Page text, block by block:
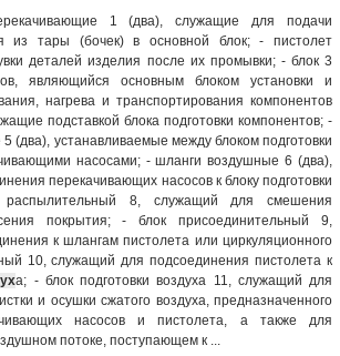
1 (два), служащие для подачи
из тары (бочек) в основной блок; - пистолет
деталей изделия после их промывки; - блок 3
являющийся основным блоком установки и
нагрева и транспортирования компонентов
подставкой блока подготовки компонентов; -
5 (два), устанавливаемые между блоком подготовки
насосами; - шланги воздушные 6 (два),
перекачивающих насосов к блоку подготовки
распылительный 8, служащий для смешения
покрытия; - блок присоединительный 9,
к шлангам пистолета или циркуляционного
10, служащий для подсоединения пистолета к
а; - блок подготовки воздуха 11, служащий для
и осушки сжатого воздуха, предназначенного
насосов и пистолета, а также для
потоке, поступающем к ...